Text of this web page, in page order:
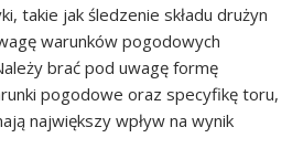
takie jak śledzenie składu drużyn
warunków pogodowych
brać pod uwagę formę
pogodowe oraz specyfikę toru,
największy wpływ na wynik